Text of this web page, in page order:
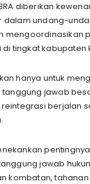
diberikan
undang-
mengoordinasikan
tingkat kabupaten
hanya untuk
jawab
berjalan
jawab
kombatan,